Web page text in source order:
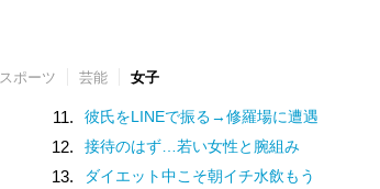
スポーツ 芸能 女子
11. 彼氏をLINEで振る→修羅場に遭遇
12. 接待のはず…若い女性と腕組み
13. ダイエット中こそ朝イチ水飲もう